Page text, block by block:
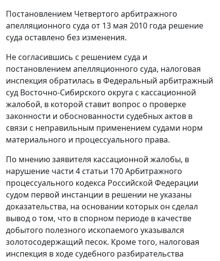
Постановлением Четвертого арбитражного
апелляционного суда от 13 мая 2010 года решение
суда оставлено без изменения.
Не согласившись с решением суда и
постановлением апелляционного суда, налоговая
инспекция обратилась в Федеральный арбитражный
суд Восточно-Сибирского округа с кассационной
жалобой, в которой ставит вопрос о проверке
законности и обоснованности судебных актов в
связи с неправильным применением судами норм
материального и процессуального права.
По мнению заявителя кассационной жалобы, в
нарушение части 4 статьи 170Арбитражного
процессуального кодекса Российской Федерации
судом первой инстанции в решении не указаны
доказательства, на основании которых он сделал
вывод о том, что в спорном периоде в качестве
добытого полезного ископаемого указывался
золотосодержащий песок. Кроме того, налоговая
инспекция в ходе судебного разбирательства